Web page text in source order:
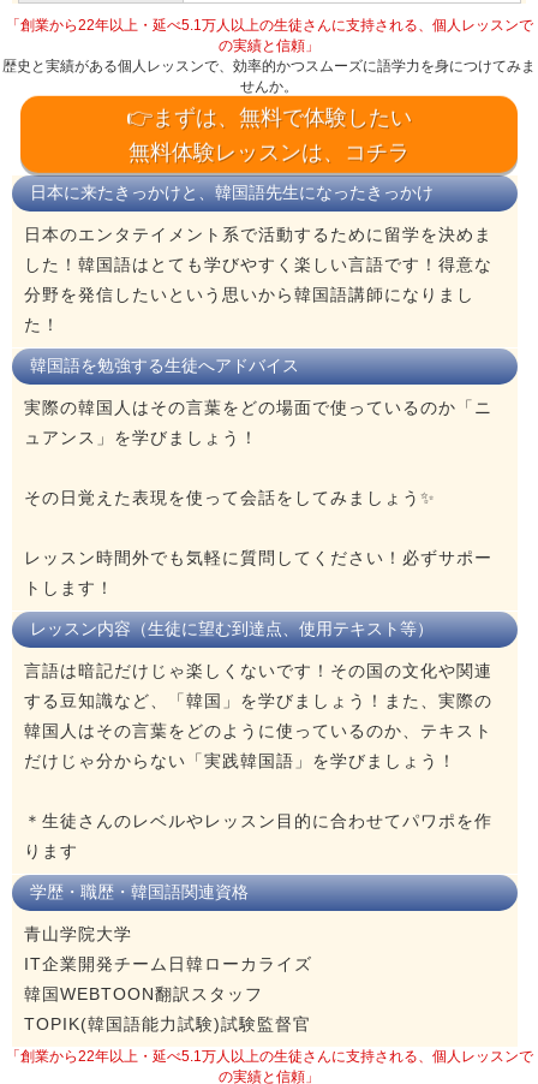
「創業から22年以上・延べ5.1万人以上の生徒さんに支持される、個人レッスンで
の実績と信頼」
歴史と実績がある個人レッスンで、効率的かつスムーズに語学力を身につけてみま
せんか。
👉まずは、無料で体験したい
無料体験レッスンは、コチラ
日本に来たきっかけと、韓国語先生になったきっかけ
日本のエンタテイメント系で活動するために留学を決めま
した！韓国語はとても学びやすく楽しい言語です！得意な
分野を発信したいという思いから韓国語講師になりまし
た！
韓国語を勉強する生徒へアドバイス
実際の韓国人はその言葉をどの場面で使っているのか「ニ
ュアンス」を学びましょう！
その日覚えた表現を使って会話をしてみましょう✨
レッスン時間外でも気軽に質問してください！必ずサポー
トします！
レッスン内容（生徒に望む到達点、使用テキスト等）
言語は暗記だけじゃ楽しくないです！その国の文化や関連
する豆知識など、「韓国」を学びましょう！また、実際の
韓国人はその言葉をどのように使っているのか、テキスト
だけじゃ分からない「実践韓国語」を学びましょう！
＊生徒さんのレベルやレッスン目的に合わせてパワポを作
ります
学歴・職歴・韓国語関連資格
青山学院大学
IT企業開発チーム日韓ローカライズ
韓国WEBTOON翻訳スタッフ
TOPIK(韓国語能力試験)試験監督官
「創業から22年以上・延べ5.1万人以上の生徒さんに支持される、個人レッスンで
の実績と信頼」